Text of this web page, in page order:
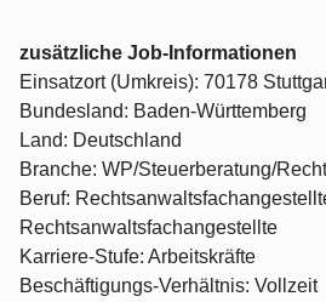
zusätzliche Job-Informationen
Einsatzort (Umkreis): 70178
Bundesland: Baden-Württemberg
Land: Deutschland
Branche: WP/Steuerberatung/Recht
Beruf:
Rechtsanwaltsfachangestellte
Karriere-Stufe: Arbeitskräfte
Beschäftigungs-Verhältnis: Vollzeit